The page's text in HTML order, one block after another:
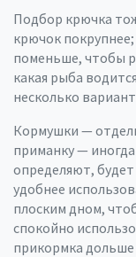
Подбор крючка
крючок
поменьше, чтобы
какая рыба
несколько
Кормушки —
приманку —
определяют,
удобнее
плоским дном,
спокойно
прикормка